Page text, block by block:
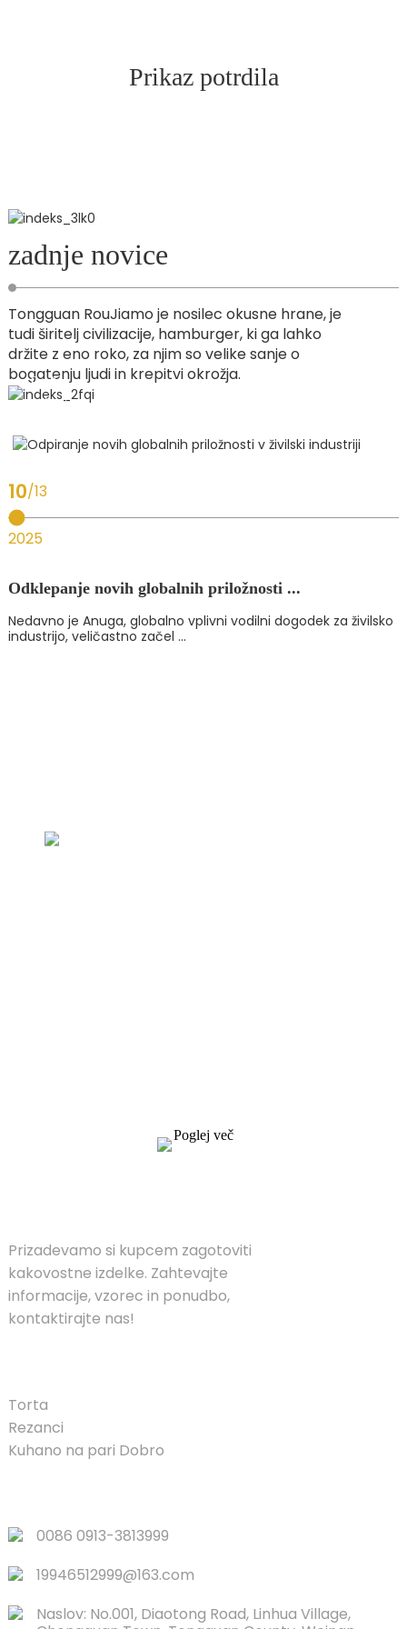
Prikaz potrdila
zadnje novice
Tongguan RouJiamo je nosilec okusne hrane, je
tudi širitelj civilizacije, hamburger, ki ga lahko
držite z eno roko, za njim so velike sanje o
bogatenju ljudi in krepitvi okrožja.
Poglej
več
10 13
2025
Odklepanje novih globalnih priložnosti ...
Nedavno je Anuga, globalno vplivni vodilni dogodek za živilsko
industrijo, veličastno začel ...
Poglej več
Prizadevamo si kupcem zagotoviti
kakovostne izdelke. Zahtevajte
informacije, vzorec in ponudbo,
kontaktirajte nas!
Torta
Rezanci
Kuhano na pari Dobro
0086 0913-3813999
19946512999@163.com
Naslov: No.001, Diaotong Road, Linhua Village,